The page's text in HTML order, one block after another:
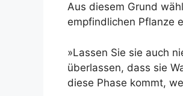
Aus diesem Grund
empfindlichen Pflanze
»Lassen Sie sie auch
überlassen, dass sie
diese Phase kommt,